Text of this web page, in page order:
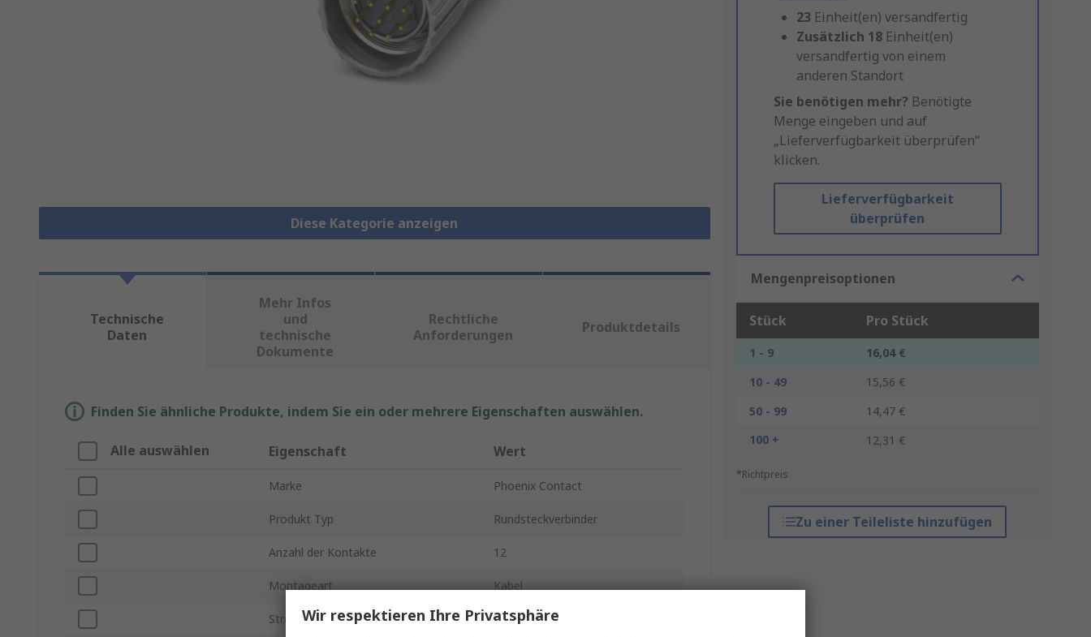
Diese Kategorie anzeigen
23 Einheit(en) versandfertig
Zusätzlich 18 Einheit(en)
versandfertig von einem
anderen Standort
Sie benötigen mehr? Benötigte
Menge eingeben und auf
„Lieferverfügbarkeit überprüfen“
klicken.
Lieferverfügbarkeit
überprüfen
Mengenpreisoptionen
Stück Pro Stück
1 - 9
16,04 €
10 - 49
15,56 €
50 - 99
14,47 €
100 +
12,31 €
*Richtpreis
Zu einer Teileliste hinzufügen
Technische
Daten
Mehr Infos
und
technische
Dokumente
Rechtliche
Anforderungen
Produktdetails
Finden Sie ähnliche Produkte, indem Sie ein oder mehrere Eigenschaften auswählen.
Alle auswählen Eigenschaft Wert
Marke Phoenix Contact
Produkt Typ Rundsteckverbinder
Anzahl der Kontakte 12
Montageart Kabel
Stromstärke 8A
Wir respektieren Ihre Privatsphäre